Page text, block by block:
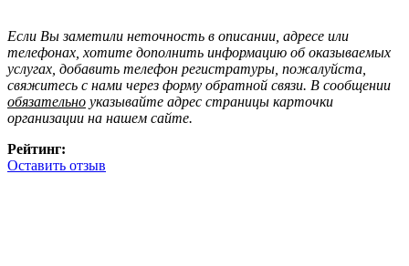
Если Вы заметили неточность в описании, адресе или
телефонах, хотите дополнить информацию об оказываемых
услугах, добавить телефон регистратуры, пожалуйста,
свяжитесь с нами через форму обратной связи. В сообщении
обязательно указывайте адрес страницы карточки
организации на нашем сайте.
Рейтинг:
Оставить отзыв